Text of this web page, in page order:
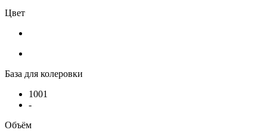
Цвет
База для колеровки
1001
-
Объём